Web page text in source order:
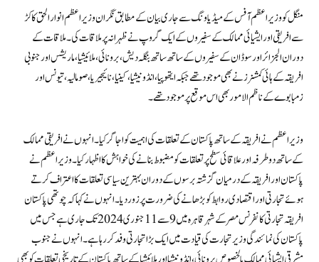
منگل کو وزیراعظم آفس کے میڈیا ونگ سے جاری بیان کے مطابق نگران وزیراعظم انوار الحق کاکڑ
سے افریقی اور ایشیائی ممالک کے سفیروں کے ایک گروپ نے ظہرانہ پر ملاقات کی۔ ملاقات کے
دوران الجزائر اور سوڈان کے سفیروں کے ساتھ ساتھ بنگلہ دیش، برونائی، ملائیشیا، ماریشس اور جنوبی
افریقہ کے ہائی کمشنرز نے بھی موجود تھے جبکہ ایتھوپیا، انڈونیشیا، کینیا، نائیجیریا، صومالیہ، تیونس اور
زمبابوے کے ناظم الامور بھی اس موقع پر موجود تھے۔
وزیراعظم نے افریقہ کے ساتھ پاکستان کے تعلقات کی اہمیت کو اجاگر کیا۔ انہوں نے افریقی ممالک
کے ساتھ دوطرفہ اور علاقائی سطح پر تعلقات کو مضبوط بنانے کی خواہش کا اظہار کیا۔ وزیراعظم نے
پاکستان اور افریقہ کے درمیان گزشتہ برسوں کے دوران بہترین سیاسی تعلقات کا اعتراف کرتے
ہوئے تجارتی اور اقتصادی روابط کو بڑھانے کی ضرورت پر زور دیا ۔ انہوں نے کہا کہ چوتھی پاکستان
افریقہ تجارتی کانفرنس مصر کے شہر قاہرہ میں 9 سے 11 جنوری 2024 تک جاری ہے جس میں
پاکستان کی نمائندگی وزیر تجارت کی قیادت میں ایک بڑا تجارتی وفد کر رہا ہے۔ انہوں نے جنوب